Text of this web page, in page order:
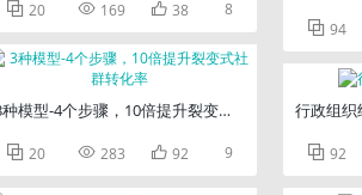
 20  169  38 8
模型-4个步骤，10倍提升裂变式社群转化率
 20  283  92 9
 94
行政组织
 92